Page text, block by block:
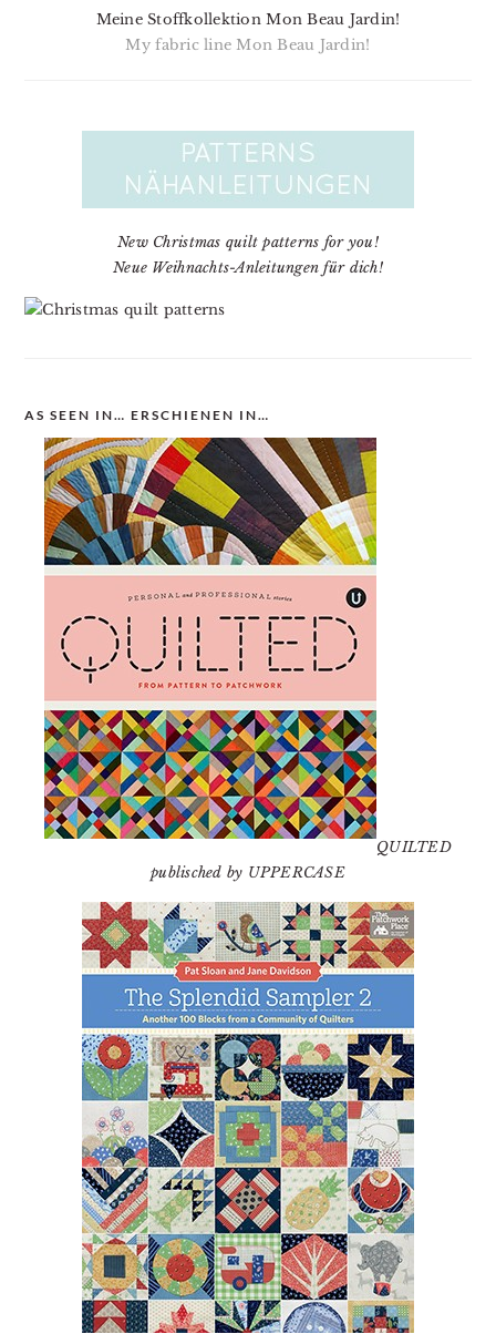
Meine Stoffkollektion Mon Beau Jardin!
My fabric line Mon Beau Jardin!
New Christmas quilt patterns for you!
Neue Weihnachts-Anleitungen für dich!
AS SEEN IN… ERSCHIENEN IN…
QUILTED
publisched by UPPERCASE